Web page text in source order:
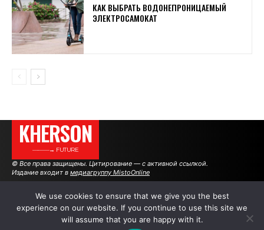
КАК ВЫБРАТЬ ВОДОНЕПРОНИЦАЕМЫЙ
ЭЛЕКТРОСАМОКАТ
KHERSON
———→ FUTURE
© Все права защищены. Цитирование — с активной ссылкой.
Издание входит в медиагруппу MistoOnline
АВТОРЫ РЕКЛАМА НА САЙТЕ
We use cookies to ensure that we give you the best
experience on our website. If you continue to use this site we
will assume that you are happy with it.